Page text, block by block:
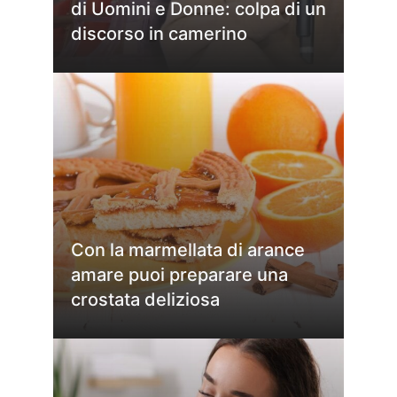
di Uomini e Donne: colpa di un
discorso in camerino
Con la marmellata di arance
amare puoi preparare una
crostata deliziosa